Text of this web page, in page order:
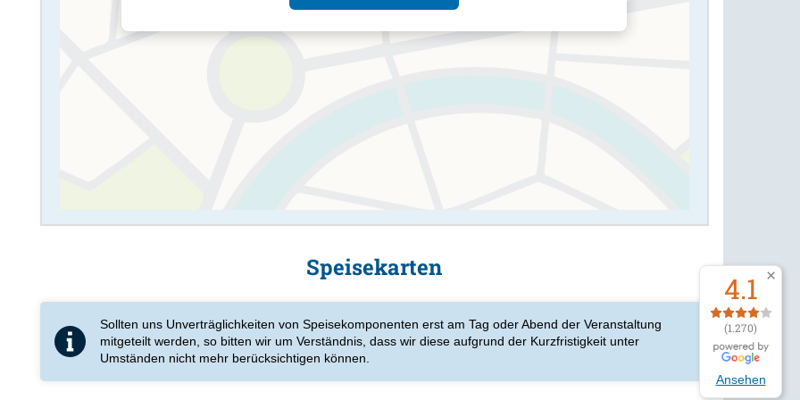
4.1
(1.270)
Ansehen
Speisekarten
Sollten uns Unverträglichkeiten von Speisekomponenten erst am Tag oder Abend der Veranstaltung
mitgeteilt werden, so bitten wir um Verständnis, dass wir diese aufgrund der Kurzfristigkeit unter
Umständen nicht mehr berücksichtigen können.